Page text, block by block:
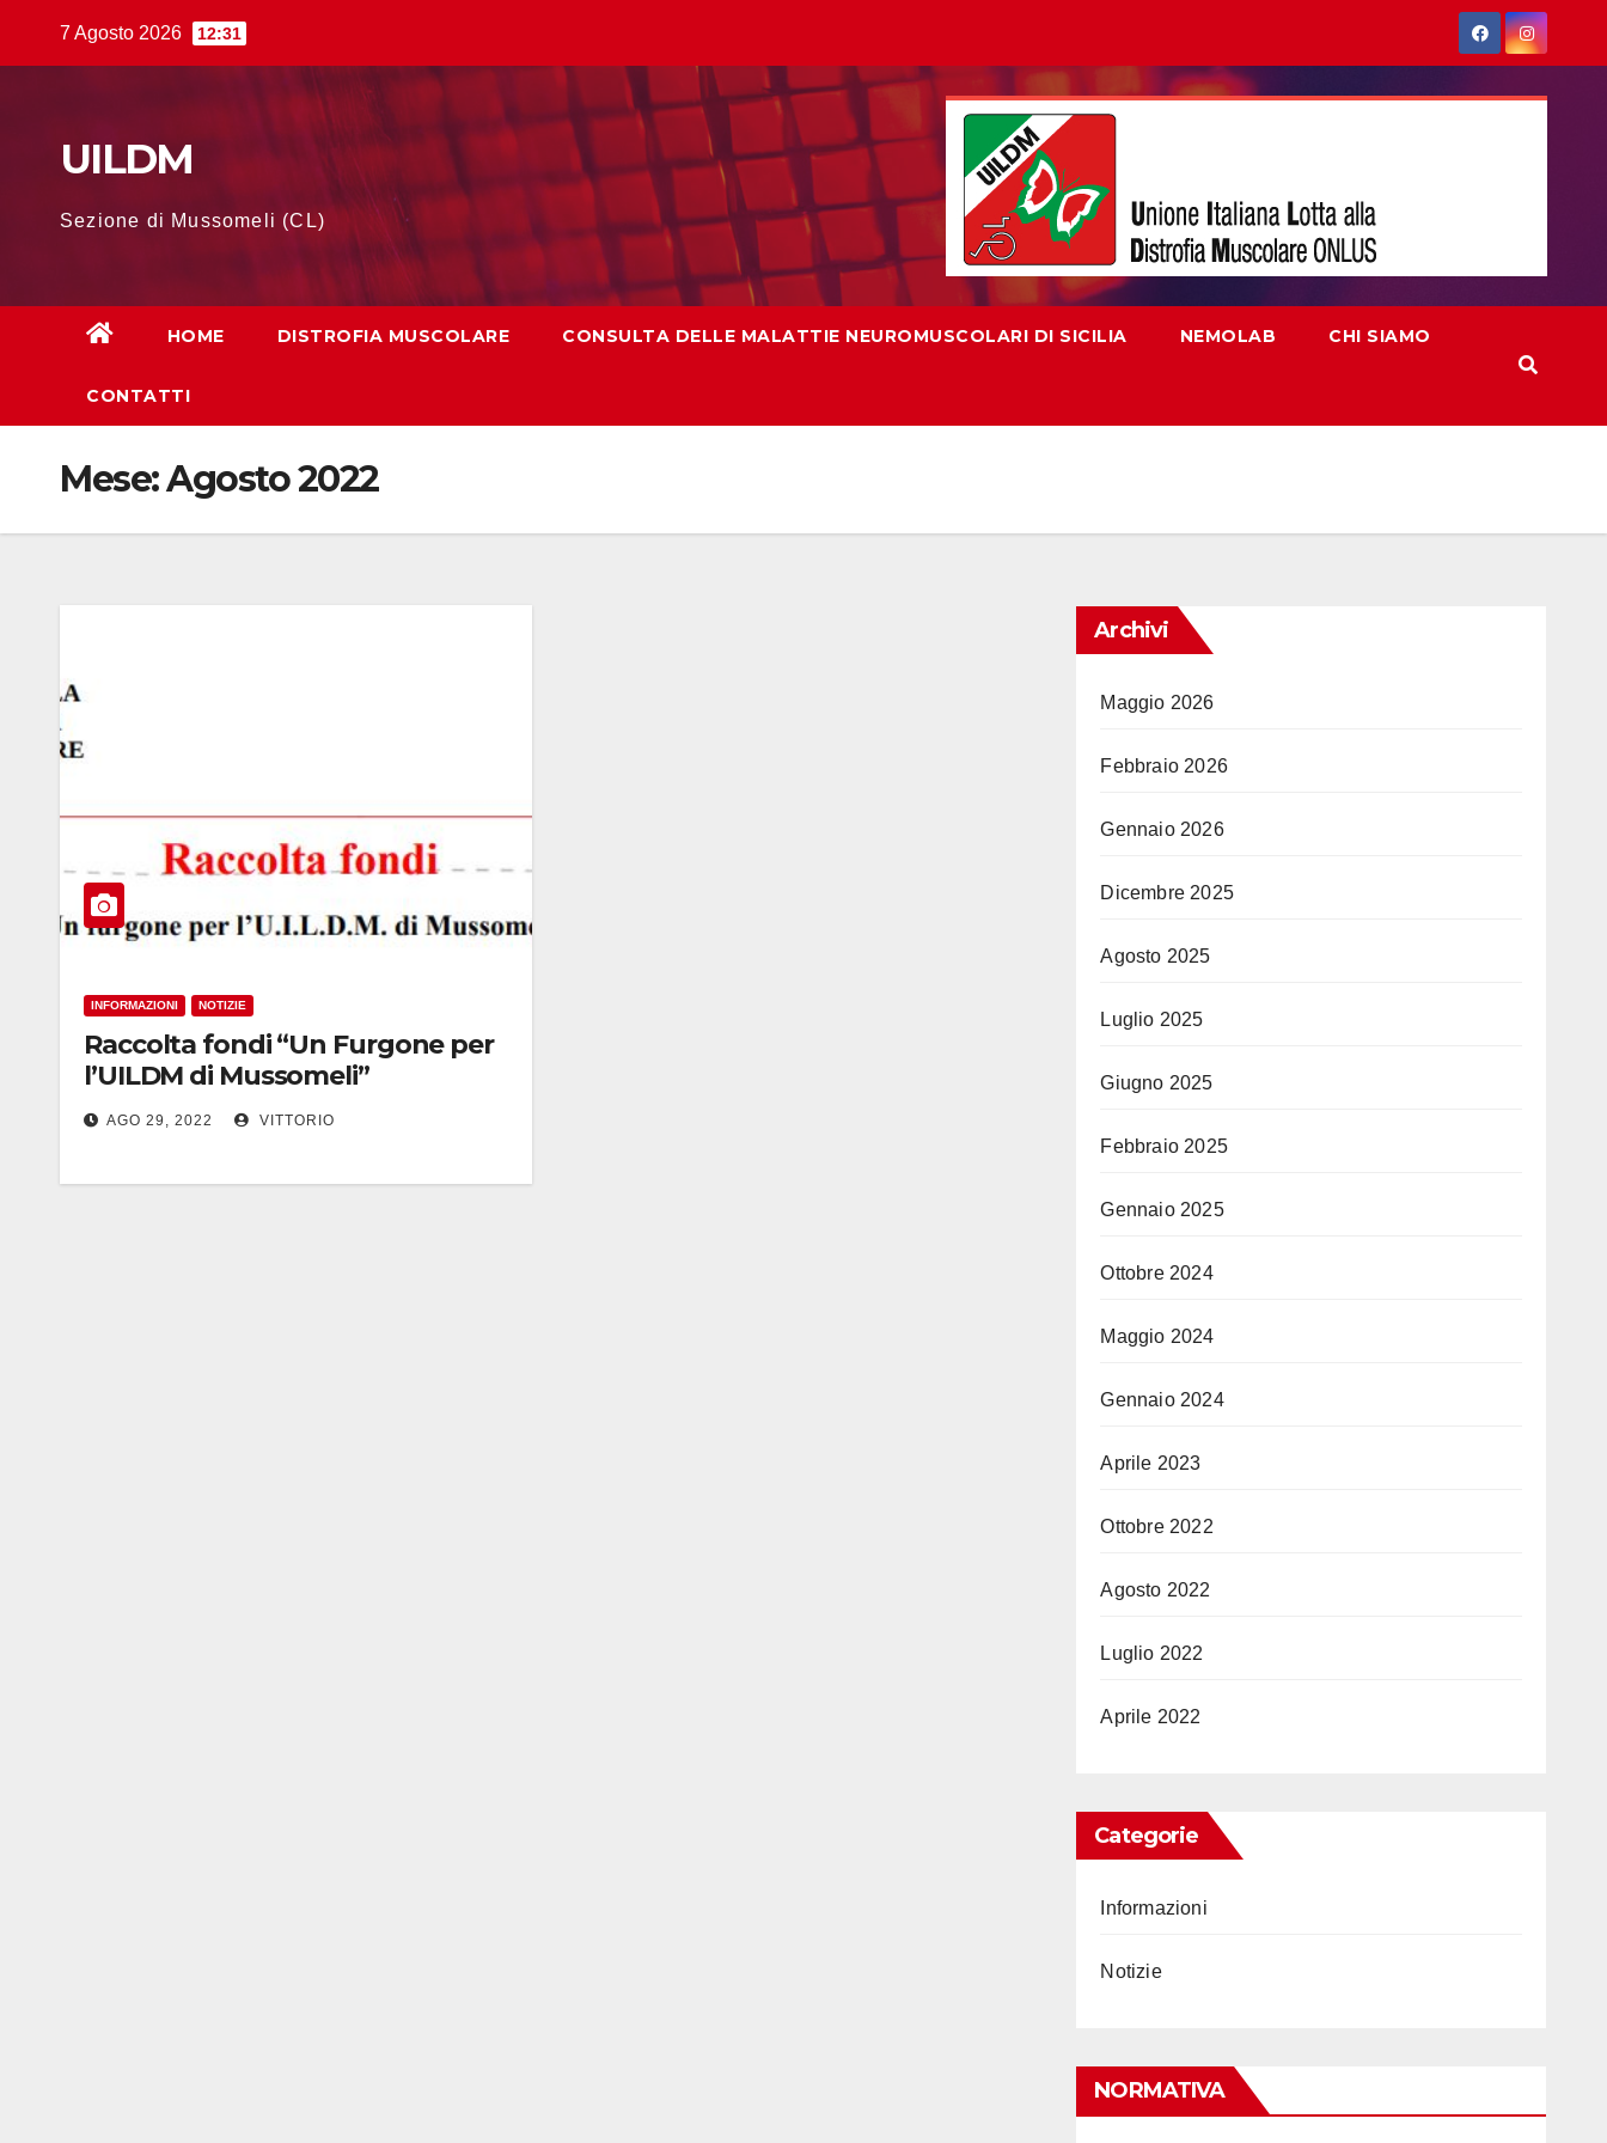
7 Agosto 2026 12:31
UILDM
Sezione di Mussomeli (CL)
HOME DISTROFIA MUSCOLARE CONSULTA DELLE MALATTIE NEUROMUSCOLARI DI SICILIA NEMOLAB CHI SIAMO
CONTATTI
Mese:Agosto 2022
INFORMAZIONI NOTIZIE
Raccolta fondi “Un Furgone per
l’UILDM di Mussomeli”
AGO 29, 2022 VITTORIO
Archivi
Maggio 2026
Febbraio 2026
Gennaio 2026
Dicembre 2025
Agosto 2025
Luglio 2025
Giugno 2025
Febbraio 2025
Gennaio 2025
Ottobre 2024
Maggio 2024
Gennaio 2024
Aprile 2023
Ottobre 2022
Agosto 2022
Luglio 2022
Aprile 2022
Categorie
Informazioni
Notizie
NORMATIVA